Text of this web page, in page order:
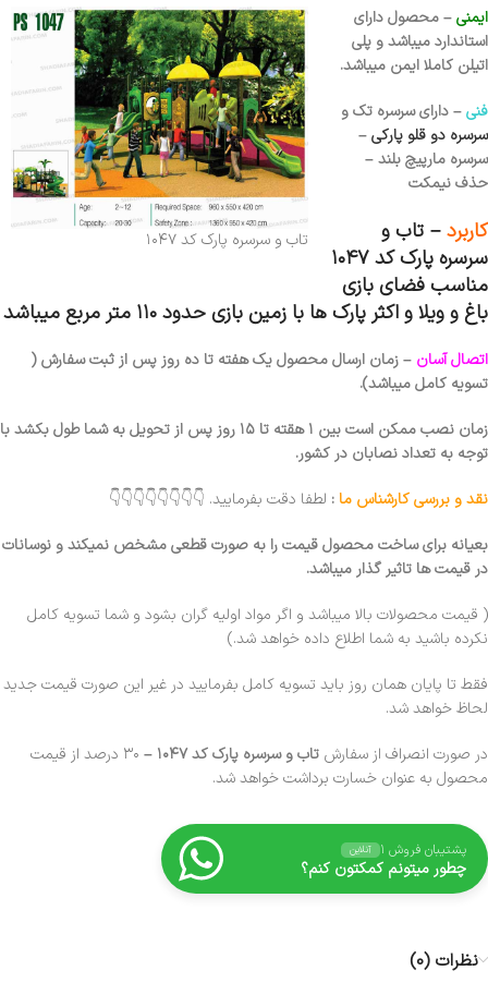
تاب و سرسره پارک کد ۱۰۴۷
ایمنی– محصول دارای
استاندارد میباشد و پلی
اتیلن کاملا ایمن میباشد.
فنی– دارای سرسره تک و
سرسره دو قلو پارکی–
سرسره مارپیچ بلند –
حذف نیمکت
کاربرد– تاب و
سرسره پارک کد ۱۰۴۷
مناسب فضای بازی
باغ و ویلا و اکثر پارک ها با زمین بازی حدود ۱۱۰ متر مربع میباشد
اتصال آسان – زمان ارسال محصول یک هفته تا ده روز پس از ثبت سفارش (
تسویه کامل میباشد).
زمان نصب ممکن است بین ۱ هقته تا ۱۵ روز پس از تحویل به شما طول بکشد با
توجه به تعداد نصابان در کشور.
نقد و بررسی کارشناس ما : لطفا دقت بفرمایید. 👇👇👇👇👇👇👇👇
بعیانه برای ساخت محصول قیمت را به صورت قطعی مشخص نمیکند و نوسانات
در قیمت ها تاثیر گذار میباشد.
( قیمت محصولات بالا میباشد و اگر مواد اولیه گران بشود و شما تسویه کامل
نکرده باشید به شما اطلاع داده خواهد شد.)
فقط تا پایان همان روز باید تسویه کامل بفرمایید در غیر این صورت قیمت جدید
لحاظ خواهد شد.
در صورت انصراف از سفارش تاب و سرسره پارک کد ۱۰۴۷ –
۳۰ درصد از قیمت
محصول به عنوان خسارت برداشت خواهد شد.
پشتیبان فروش ۱ آنلاین
چطور میتونم کمکتون کنم؟
نظرات (0)